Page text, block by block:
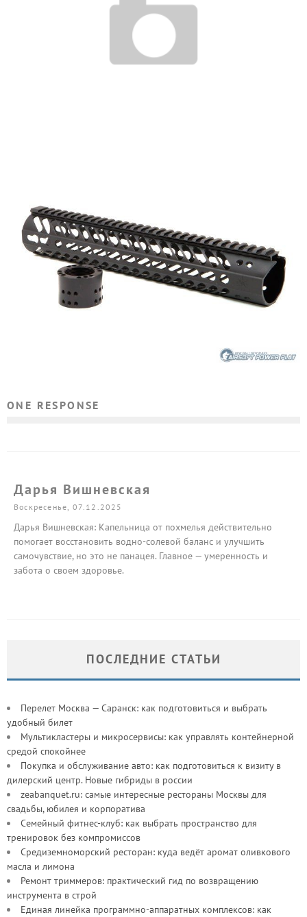
ONE RESPONSE
Дарья Вишневская
Воскресенье, 07.12.2025
Дарья Вишневская: Капельница от похмелья действительно
помогает восстановить водно-солевой баланс и улучшить
самочувствие, но это не панацея. Главное — умеренность и
забота о своем здоровье.
ПОСЛЕДНИЕ СТАТЬИ
Перелет Москва — Саранск: как подготовиться и выбрать
удобный билет
Мультикластеры и микросервисы: как управлять контейнерной
средой спокойнее
Покупка и обслуживание авто: как подготовиться к визиту в
дилерский центр. Новые гибриды в россии
zeabanquet.ru: самые интересные рестораны Москвы для
свадьбы, юбилея и корпоратива
Семейный фитнес-клуб: как выбрать пространство для
тренировок без компромиссов
Средиземноморский ресторан: куда ведёт аромат оливкового
масла и лимона
Ремонт триммеров: практический гид по возвращению
инструмента в строй
Единая линейка программно-аппаратных комплексов: как